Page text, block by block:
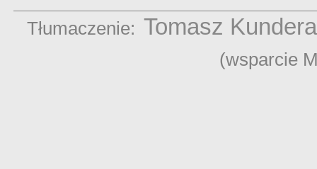
Tłumaczenie: Tomasz Kundera
(wsparcie